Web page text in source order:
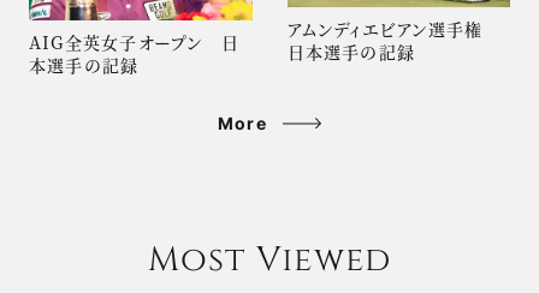
AIG全英女子オープン 日
本選手の記録
アムンディエビアン選手権
日本選手の記録
More
Most Viewed